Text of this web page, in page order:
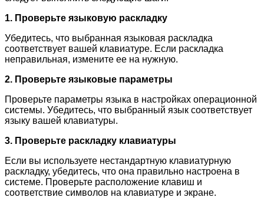
1. Проверьте языковую раскладку
Убедитесь, что выбранная языковая раскладка
соответствует вашей клавиатуре. Если раскладка
неправильная, измените ее на нужную.
2. Проверьте языковые параметры
Проверьте параметры языка в настройках операционной
системы. Убедитесь, что выбранный язык соответствует
языку вашей клавиатуры.
3. Проверьте раскладку клавиатуры
Если вы используете нестандартную клавиатурную
раскладку, убедитесь, что она правильно настроена в
системе. Проверьте расположение клавиш и
соответствие символов на клавиатуре и экране.